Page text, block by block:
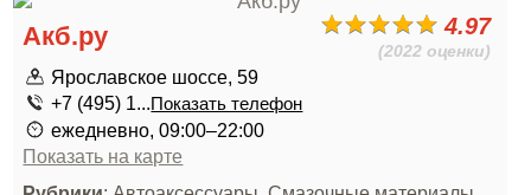
4.97
(2022 оценки)
Акб.ру
Ярославское шоссе, 59
+7 (495) 1...Показать телефон
ежедневно, 09:00–22:00
Показать на карте